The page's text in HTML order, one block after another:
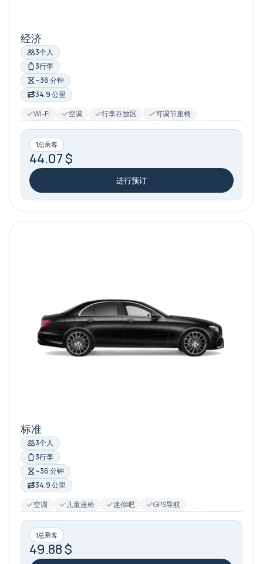
经济
3个人
3行李
~36 分钟
34.9 公里
Wi-Fi
空调 行李存放区 可调节座椅
1总乘客
44.07 $
进行预订
标准
3个人
3行李
~36 分钟
34.9 公里
空调
儿童座椅 迷你吧 GPS导航
1总乘客
49.88 $